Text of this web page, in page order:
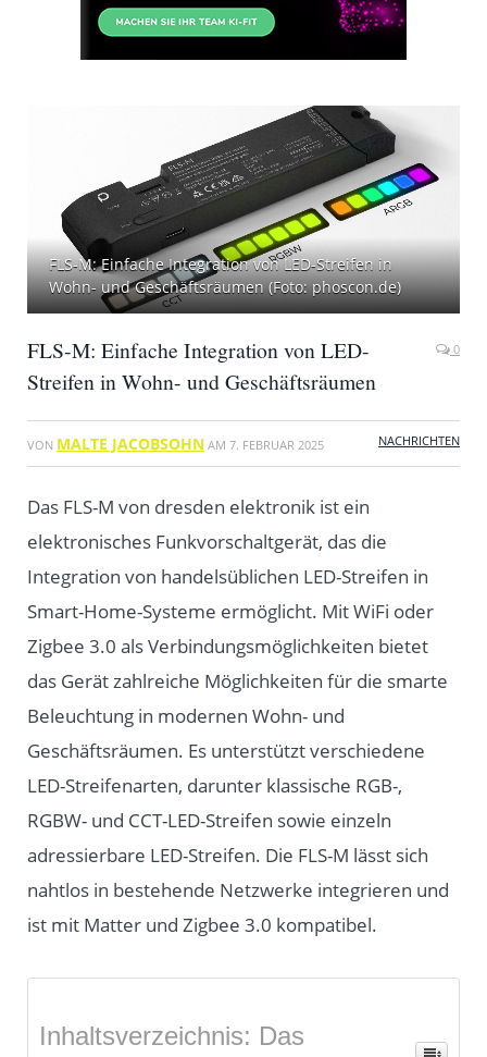
FLS-M: Einfache Integration von LED-Streifen in
Wohn- und Geschäftsräumen (Foto: phoscon.de)
FLS-M: Einfache Integration von LED-
Streifen in Wohn- und Geschäftsräumen
0
VON MALTE JACOBSOHN AM 7. FEBRUAR 2025 NACHRICHTEN
Das FLS-M von dresden elektronik ist ein
elektronisches Funkvorschaltgerät, das die
Integration von handelsüblichen LED-Streifen in
Smart-Home-Systeme ermöglicht. Mit WiFi oder
Zigbee 3.0 als Verbindungsmöglichkeiten bietet
das Gerät zahlreiche Möglichkeiten für die smarte
Beleuchtung in modernen Wohn- und
Geschäftsräumen. Es unterstützt verschiedene
LED-Streifenarten, darunter klassische RGB-,
RGBW- und CCT-LED-Streifen sowie einzeln
adressierbare LED-Streifen. Die FLS-M lässt sich
nahtlos in bestehende Netzwerke integrieren und
ist mit Matter und Zigbee 3.0 kompatibel.
Inhaltsverzeichnis: Das